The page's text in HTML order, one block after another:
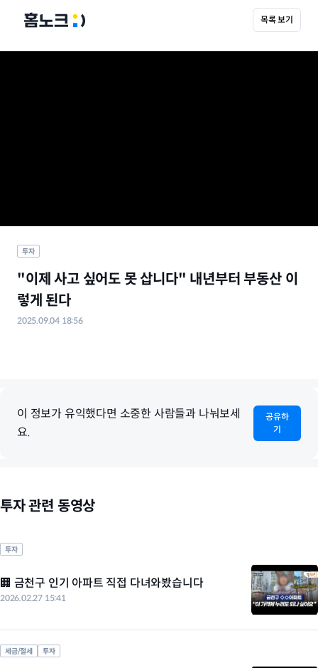
목록 보기
투자
"이제 사고 싶어도 못 삽니다" 내년부터 부동산 이
렇게 된다
2025.09.04 18:56
이 정보가 유익했다면 소중한 사람들과 나눠보세
요.
공유하
기
투자 관련 동영상
투자
🏢 금천구 인기 아파트 직접 다녀와봤습니다
2026.02.27 15:41
세금/절세 투자